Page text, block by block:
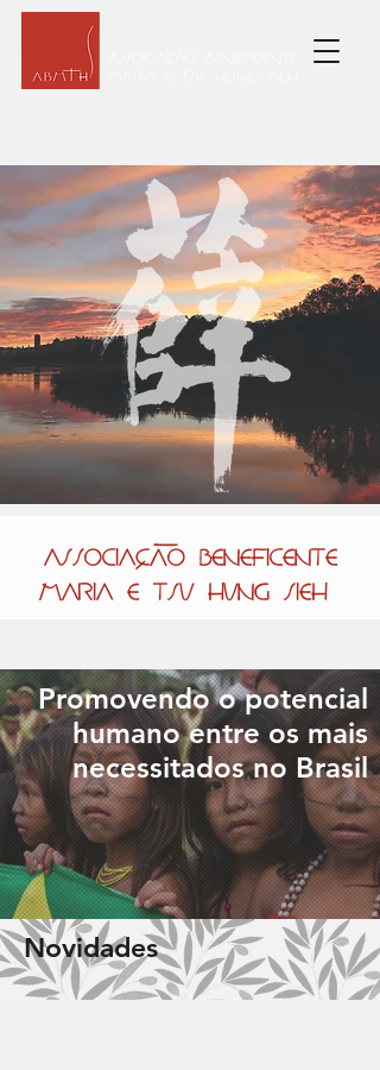
ASSOCIAÇÃO BENEFICENTE
MARIA E TSU HUNG SIEH
Promovendo o potencial
humanoentre os mais
necessitados no Brasil
Novidades